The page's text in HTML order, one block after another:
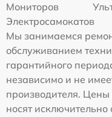
Мониторов
Электросамокатов
Мы занимаемся
обслуживанием
гарантийного
независимо и не
производителя.
носят